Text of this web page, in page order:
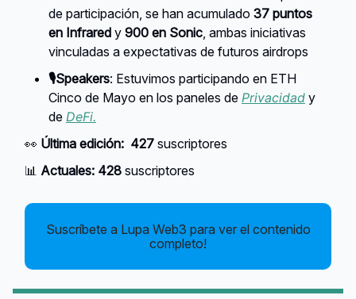
de participación, se han acumulado 37 puntos
en Infrared y 900 en Sonic, ambas iniciativas
vinculadas a expectativas de futuros airdrops
🎙️Speakers: Estuvimos participando en ETH
Cinco de Mayo en los paneles de Privacidad y
de DeFi.
👀 Última edición: 427 suscriptores
📊 Actuales: 428 suscriptores
Suscríbete a Lupa Web3 para ver el contenido
completo!